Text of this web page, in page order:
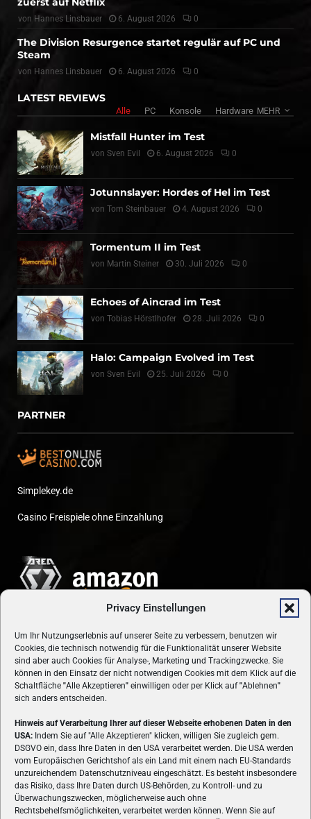
Privacy Einstellungen
Um Ihr Nutzungserlebnis auf unserer Seite zu verbessern, benutzen wir
Cookies, die technisch notwendig für die Funktionalität unserer Website
sind aber auch Cookies für Analyse-, Marketing und Trackingzwecke. Sie
können in den Einsatz der nicht notwendigen Cookies mit dem Klick auf die
Schaltfläche "Alle Akzeptieren" einwilligen oder per Klick auf"Ablehnen"
sich anders entscheiden.
Hinweis auf Verarbeitung Ihrer auf dieser Webseite erhobenen Daten in den
USA: Indem Sie auf "Alle Akzeptieren" klicken, willigen Sie zugleich gem.
DSGVO ein, dass Ihre Daten in den USA verarbeitet werden. Die USA werden
vom Europäischen Gerichtshof als ein Land mit einem nach EU-Standards
unzureichendem Datenschutzniveau eingeschätzt. Es besteht insbesondere
das Risiko, dass Ihre Daten durch US-Behörden, zu Kontroll- und zu
Überwachungszwecken, möglicherweise auch ohne
Rechtsbehelfsmöglichkeiten, verarbeitet werden können. Wenn Sie auf
von Hannes Linsbauer 6. August 2026 0
The Division Resurgence startet regulär auf PC und
Steam
von Hannes Linsbauer 6. August 2026 0
LATEST REVIEWS
Alle PC Konsole Hardware MEHR
Mistfall Hunter im Test
von Sven Evil 6. August 2026 0
Jotunnslayer: Hordes of Hel im Test
von Tom Steinbauer 4. August 2026 0
Tormentum II im Test
von Martin Steiner 30. Juli 2026 0
Echoes of Aincrad im Test
von Tobias Hörstlhofer 28. Juli 2026 0
Halo: Campaign Evolved im Test
von Sven Evil 25. Juli 2026 0
PARTNER
Simplekey.de
Casino Freispiele ohne Einzahlung
ÜBER UNS
VON GAMERN, FÜR GAMER! Gamers.at ist das älteste Online-
Spielemagazin Österreichs und bringt täglich aktuelle News,
Reviews und Videos zu PC- und Konsolenspielen, Gaming-
Hardware und aus der Welt des e-Sport's.